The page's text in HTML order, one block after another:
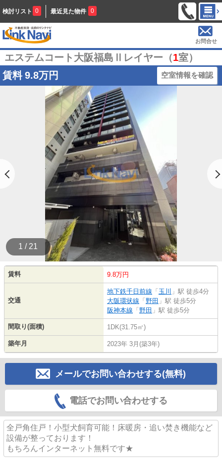
検討リスト 0 最近見た物件 0
お問合せ
エステムコート大阪福島Ⅱレイヤー（1室）
賃料 9.8万円 空室情報を確認
1 / 21
賃料 9.8万円
交通
地下鉄千日前線 「 玉川 」駅 徒歩4分
大阪環状線 「 野田 」駅 徒歩5分
阪神本線 「 野田 」駅 徒歩5分
間取り(面積) 1DK(31.75㎡)
築年月 2023年 3月(築3年)
メールでお問い合わせする(無料)
電話でお問い合わせする
全戸角住戸！小型犬飼育可能！床暖房・追い焚き機能など
設備が整っております！
もちろんインターネット無料です★